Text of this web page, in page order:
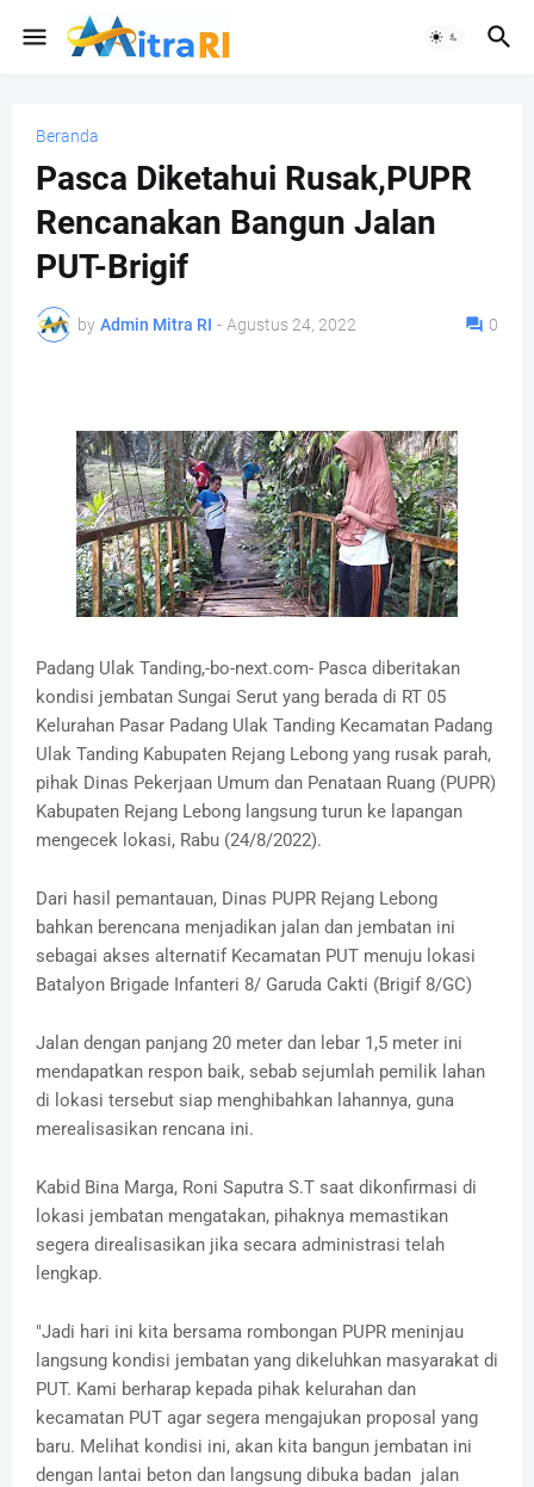
Beranda
Pasca Diketahui Rusak,PUPR
Rencanakan Bangun Jalan
PUT-Brigif
by Admin Mitra RI - Agustus 24, 2022 0
Padang Ulak Tanding,-bo-next.com- Pasca diberitakan
kondisi jembatan Sungai Serut yang berada di RT 05
Kelurahan Pasar Padang Ulak Tanding Kecamatan Padang
Ulak Tanding Kabupaten Rejang Lebong yang rusak parah,
pihak Dinas Pekerjaan Umum dan Penataan Ruang (PUPR)
Kabupaten Rejang Lebong langsung turun ke lapangan
mengecek lokasi, Rabu (24/8/2022).
Dari hasil pemantauan, Dinas PUPR Rejang Lebong
bahkan berencana menjadikan jalan dan jembatan ini
sebagai akses alternatif Kecamatan PUT menuju lokasi
Batalyon Brigade Infanteri 8/ Garuda Cakti (Brigif 8/GC)
Jalan dengan panjang 20 meter dan lebar 1,5 meter ini
mendapatkan respon baik, sebab sejumlah pemilik lahan
di lokasi tersebut siap menghibahkan lahannya, guna
merealisasikan rencana ini.
Kabid Bina Marga, Roni Saputra S.T saat dikonfirmasi di
lokasi jembatan mengatakan, pihaknya memastikan
segera direalisasikan jika secara administrasi telah
lengkap.
"Jadi hari ini kita bersama rombongan PUPR meninjau
langsung kondisi jembatan yang dikeluhkan masyarakat di
PUT. Kami berharap kepada pihak kelurahan dan
kecamatan PUT agar segera mengajukan proposal yang
baru. Melihat kondisi ini, akan kita bangun jembatan ini
dengan lantai beton dan langsung dibuka badan jalan